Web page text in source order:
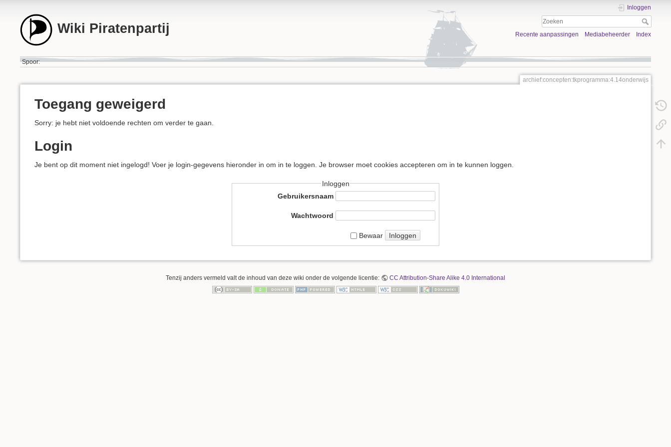
Wiki Piratenpartij
Inloggen
Recente aanpassingen Mediabeheerder Index
Spoor:
archief:concepten:tkprogramma:4.14onderwijs
Toegang geweigerd
Sorry: je hebt niet voldoende rechten om verder te gaan.
Login
Je bent op dit moment niet ingelogd! Voer je login-gegevens hieronder in om in te loggen. Je browser moet cookies accepteren om in te kunnen loggen.
Inloggen
Gebruikersnaam
Wachtwoord
Bewaar Inloggen
Tenzij anders vermeld valt de inhoud van deze wiki onder de volgende licentie: CC Attribution-Share Alike 4.0 International